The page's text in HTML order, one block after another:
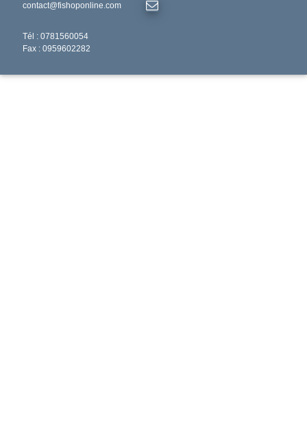
7.42 €
contact@fishoponline.com
Tél : 0781560054
Fax : 0959602282